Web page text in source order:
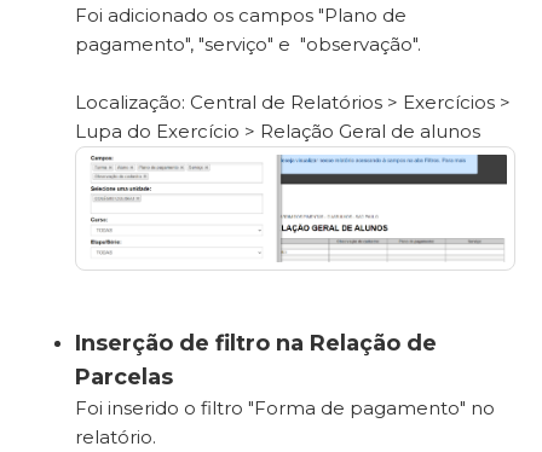
Foi adicionado os campos "Plano de
pagamento", "serviço" e "observação".
Localização: Central de Relatórios > Exercícios >
Lupa do Exercício > Relação Geral de alunos
Inserção de filtro na Relação de
Parcelas
Foi inserido o filtro "Forma de pagamento" no
relatório.